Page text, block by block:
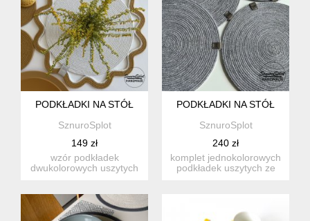
PODKŁADKI NA STÓŁ
SznuroSplot
149 zł
wzór podkładek
dwukolorowych uszytych
PODKŁADKI NA STÓŁ
SznuroSplot
240 zł
komplet jednokolorowych
podkładek uszytych ze